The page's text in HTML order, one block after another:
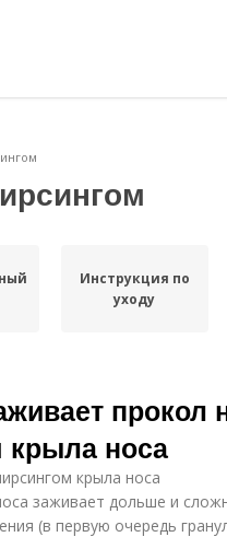
Инструкция по
уходу
прокол
крыла носа
крыла носа
заживает дольше и
(в первую очередь